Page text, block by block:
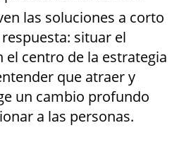
las soluciones a corto
situar el
el centro de la estrategia
que atraer y
un cambio profundo
a las personas.